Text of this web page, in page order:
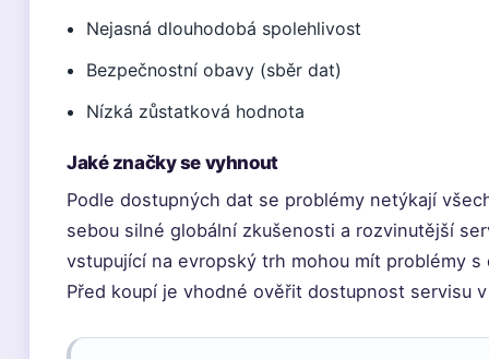
Nejasná dlouhodobá spolehlivost
Bezpečnostní obavy (sběr dat)
Nízká zůstatková hodnota
Jaké značky se vyhnout
Podle dostupných dat se problémy netýkají
sebou silné globální zkušenosti a rozvinutější
vstupující na evropský trh mohou mít problémy
Před koupí je vhodné ověřit dostupnost servisu